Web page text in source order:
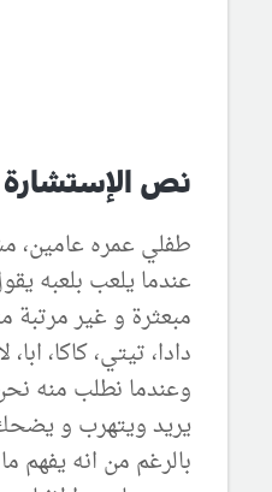
نص الإستشارة
طفلي عمره عامين،
عندما يلعب بلعبه
مبعثرة و غير مرتبة
دادا، تيتي، كاكا، ابا،
وعندما نطلب منه
يريد ويتهرب و
بالرغم من انه يفهم